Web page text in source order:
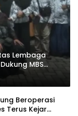
Lembaga
MBS
Beroperasi
Terus Kejar